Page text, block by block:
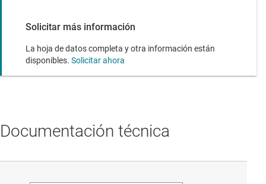
Solicitar más información
La hoja de datos completa y otra información están
disponibles. Solicitar ahora
Documentación técnica